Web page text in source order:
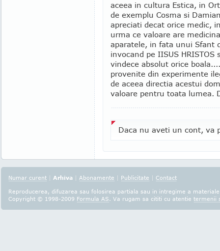
aceea in cultura Estica, in
de exemplu Cosma si
apreciati decat orice medic,
urma ce valoare are
aparatele, in fata unui Sfant
invocand pe IISUS HRISTOS
vindece absolut orice
provenite din experimente
de aceea directia acestui
valoare pentru toata lumea.
Daca nu aveti un cont, va
Numar curent | Arhiva | Abonamente | Publicitate | Contact
Reproducerea, difuzarea sau folosirea partiala sau in intregime a
Copyright © 1998-2009 Formula AS. Va rugam sa cititi cu atentie termenii